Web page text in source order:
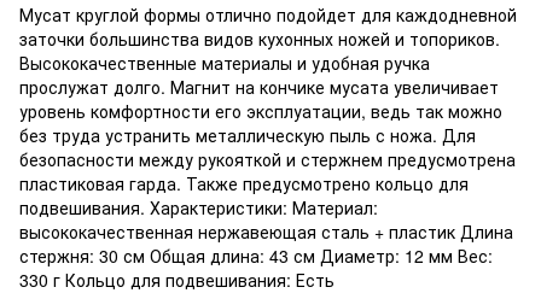
Мусат круглой формы отлично подойдет для каждодневной
заточки большинства видов кухонных ножей и топориков.
Высококачественные материалы и удобная ручка
прослужат долго. Магнит на кончике мусата увеличивает
уровень комфортности его эксплуатации, ведь так можно
без труда устранить металлическую пыль с ножа. Для
безопасности между рукояткой и стержнем предусмотрена
пластиковая гарда. Также предусмотрено кольцо для
подвешивания. Характеристики: Материал:
высококачественная нержавеющая сталь + пластик Длина
стержня: 30 см Общая длина: 43 см Диаметр: 12 мм Вес:
330 г Кольцо для подвешивания: Есть